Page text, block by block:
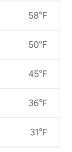
58°F
50°F
45°F
36°F
31°F